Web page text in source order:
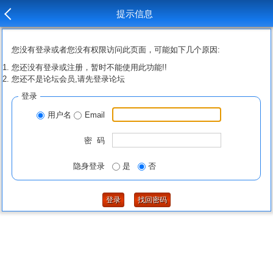
提示信息
您没有登录或者您没有权限访问此页面，可能如下几个原因:
您还没有登录或注册，暂时不能使用此功能!!
您还不是论坛会员,请先登录论坛
登录
用户名 Email
密 码
隐身登录 是 否